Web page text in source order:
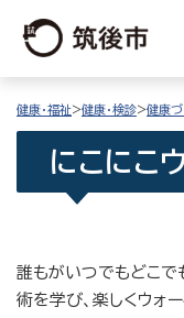
健康・福祉>健康・検診>健康づ
にこにこ
誰もがいつでもどこで
術を学び、楽しくウォ